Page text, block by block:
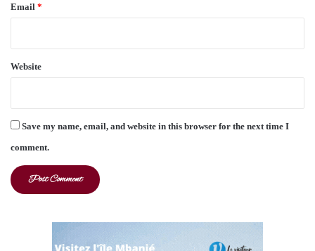
Email *
Website
Save my name, email, and website in this browser for the next time I
comment.